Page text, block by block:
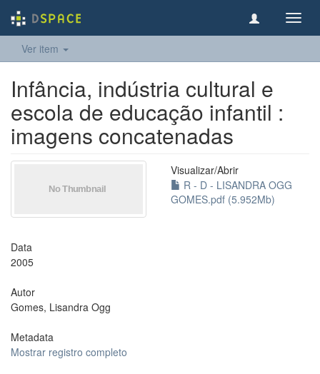
Ver item
Infância, indústria cultural e
escola de educação infantil :
imagens concatenadas
Visualizar/Abrir
R - D - LISANDRA OGG
GOMES.pdf (5.952Mb)
Data
2005
Autor
Gomes, Lisandra Ogg
Metadata
Mostrar registro completo